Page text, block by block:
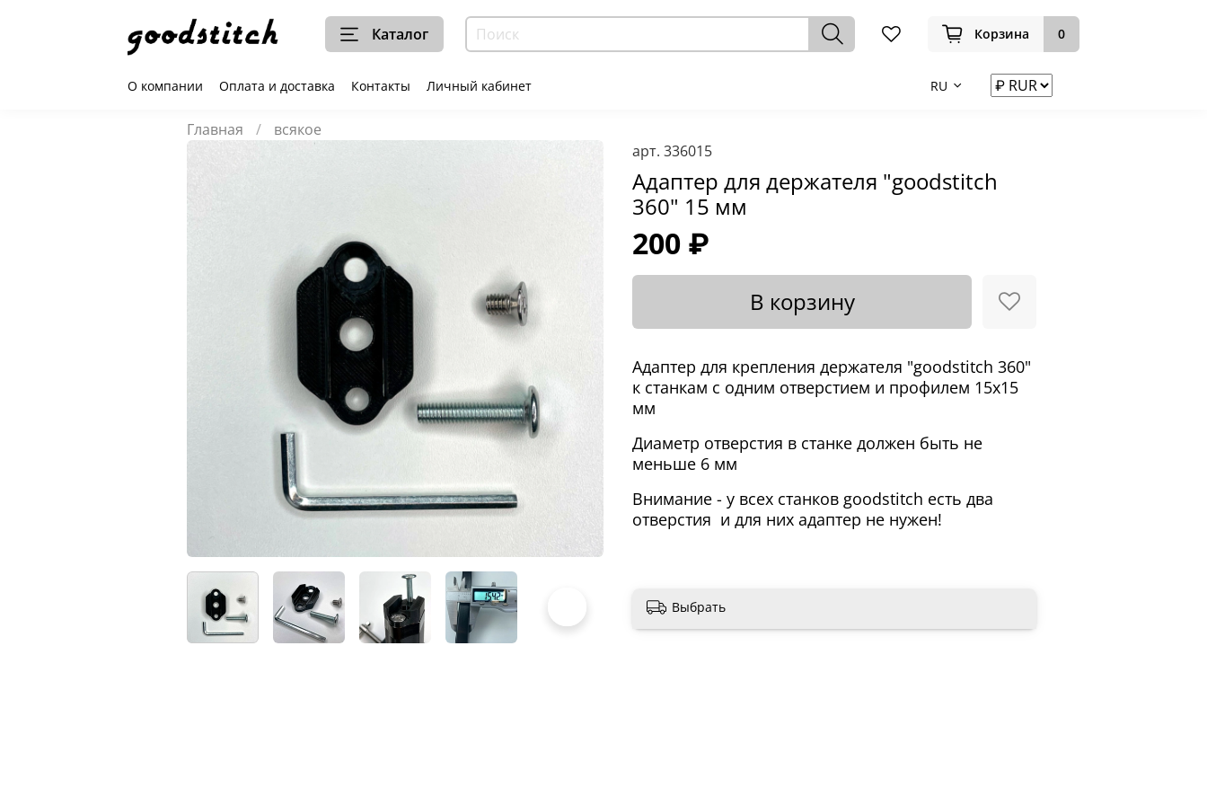
Каталог Корзина 0
О компании Оплата и доставка Контакты Личный кабинет RU
Главная
всякое
арт. 336015
Адаптер для держателя "goodstitch
360" 15 мм
200 ₽
В корзину
Адаптер для крепления держателя "goodstitch 360"
к станкам с одним отверстием и профилем 15х15
мм
Диаметр отверстия в станке должен быть не
меньше 6 мм
Внимание - у всех станков goodstitch есть два
отверстия и для них адаптер не нужен!
Выбрать